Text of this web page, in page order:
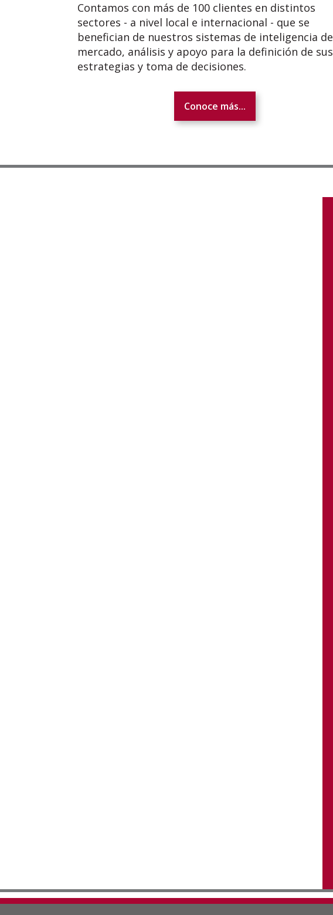
Contamos con más de 100 clientes en distintos
sectores - a nivel local e internacional - que se
benefician de nuestros sistemas de inteligencia de
mercado, análisis y apoyo para la definición de sus
estrategias y toma de decisiones.
Conoce más...